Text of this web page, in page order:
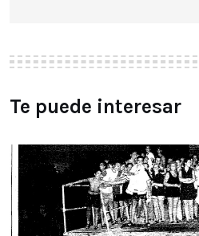
Te puede interesar